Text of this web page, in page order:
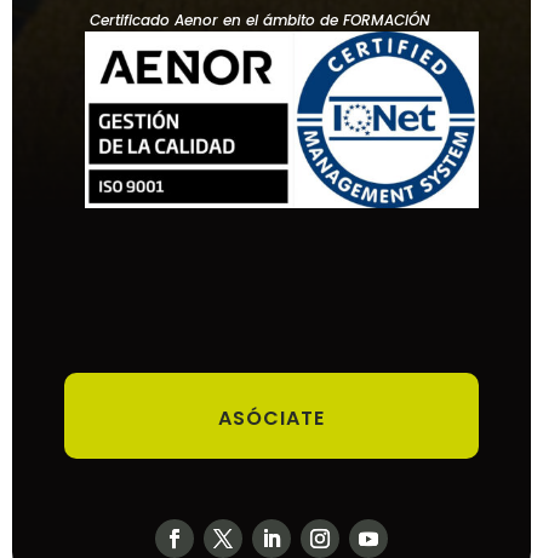
Certificado Aenor en el ámbito de FORMACIÓN
ASÓCIATE